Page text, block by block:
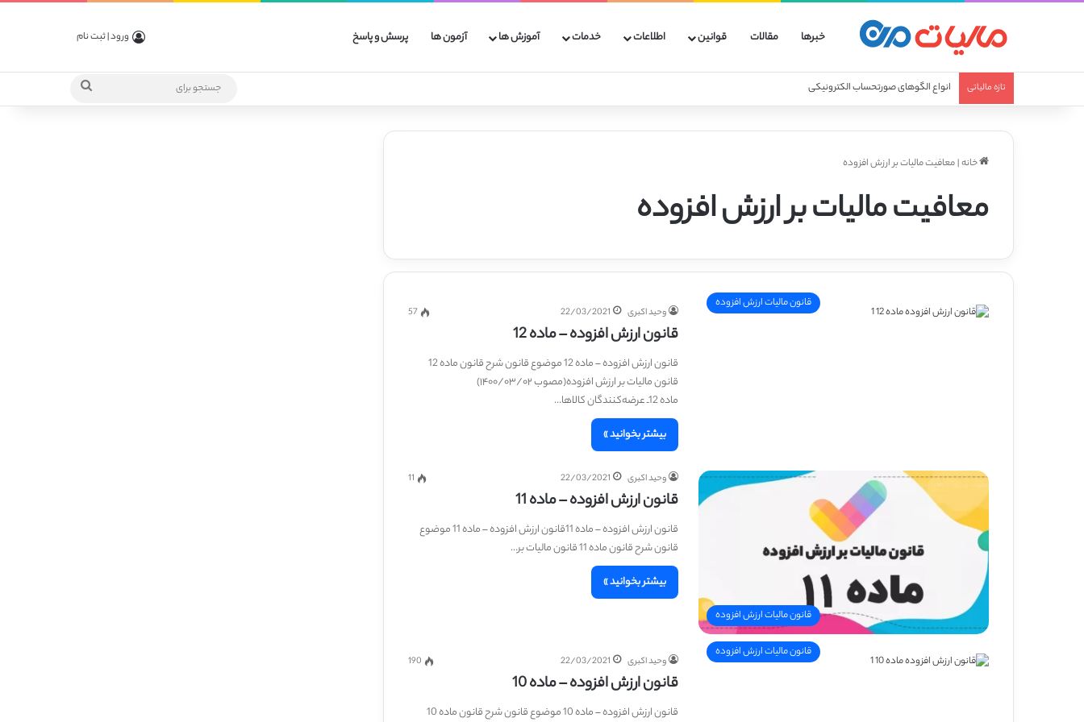
خبرها مقالات قوانین اطلاعات خدمات آموزش ها آزمون ها پرسش و پاسخ ورود | ثبت نام
تازه مالیاتی انواع الگوهای صورتحساب الکترونیکی
جستجو
خانه|معافیت مالیات بر ارزش افزوده
معافیت مالیات بر ارزش افزوده
قانون مالیات ارزش افزوده
وحید اکبری 22/03/2021
57
قانون ارزش افزوده – ماده 12
قانون ارزش افزوده – ماده 12 موضوع قانون شرح قانون ماده 12
قانون مالیات بر ارزش افزوده(مصوب ۱۴۰۰/۰۳/۰۲)
ماده 12‌ـ عرضه‌کنندگان کالاها…
بیشتر بخوانید »
قانون مالیات ارزش افزوده
وحید اکبری 22/03/2021
11
قانون ارزش افزوده – ماده 11
قانون ارزش افزوده – ماده 11قانون ارزش افزوده – ماده 11 موضوع
قانون شرح قانون ماده 11 قانون مالیات بر…
بیشتر بخوانید »
قانون مالیات ارزش افزوده
وحید اکبری 22/03/2021
190
قانون ارزش افزوده – ماده 10
قانون ارزش افزوده – ماده 10 موضوع قانون شرح قانون ماده 10